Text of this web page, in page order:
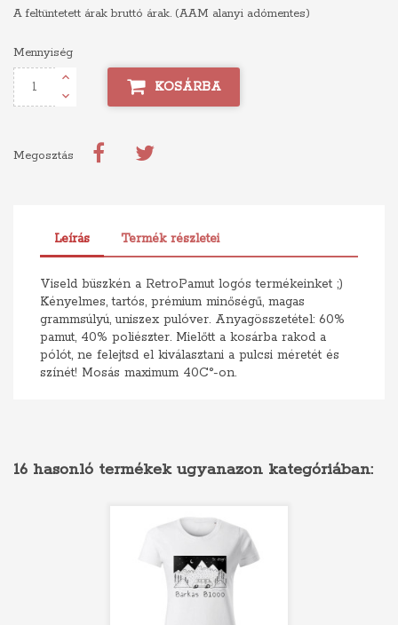
A feltüntetett árak bruttó árak. (AAM alanyi adómentes)
Mennyiség
KOSÁRBA
Megosztás
Leírás Termék részletei
Viseld büszkén a RetroPamut logós termékeinket ;)
Kényelmes, tartós, prémium minőségű, magas
grammsúlyú, uniszex pulóver. Anyagösszetétel: 60%
pamut, 40% poliészter. Mielőtt a kosárba rakod a
pólót, ne felejtsd el kiválasztani a pulcsi méretét és
színét! Mosás maximum 40C°-on.
16 hasonló termékek ugyanazon kategóriában: